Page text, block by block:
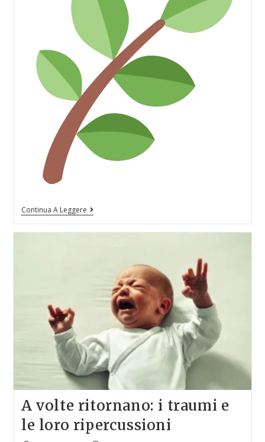
Continua A Leggere
A volte ritornano: i traumi e
le loro ripercussioni